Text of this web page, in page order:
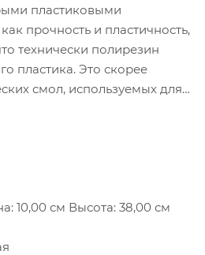
пластиковыми
прочность и пластичность,
технически полирезин
пластика. Это скорее
смол, используемых для
10,00 см Высота: 38,00 см